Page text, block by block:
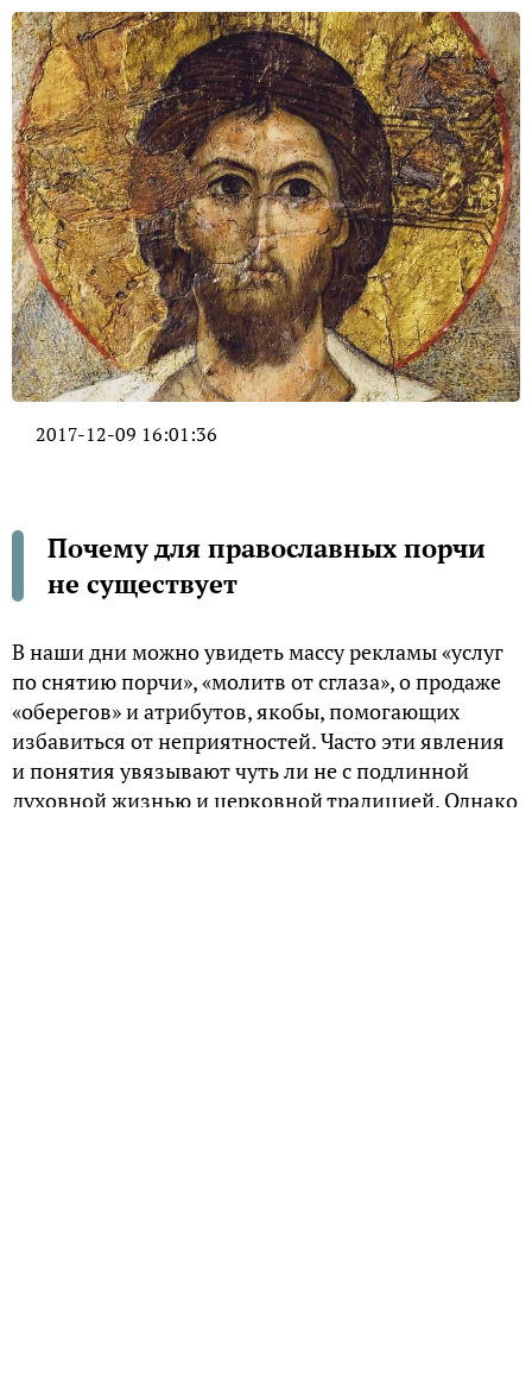
2017-12-09 16:01:36
Почему для православных порчи
не существует
В наши дни можно увидеть массу рекламы «услуг
по снятию порчи», «молитв от сглаза», о продаже
«оберегов» и атрибутов, якобы, помогающих
избавиться от неприятностей. Часто эти явления
и понятия увязывают чуть ли не с подлинной
духовной жизнью и церковной традицией. Однако